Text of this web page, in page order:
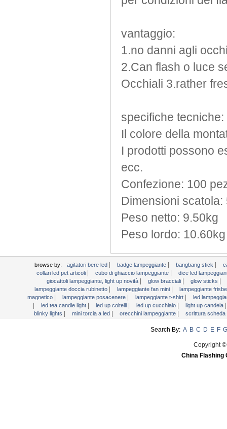
vantaggio:
1.no danni agli
2.Can flash o luce
Occhiali 3.rather
specifiche tecniche:
Il colore della
I prodotti possono
ecc.
Confezione: 100
Dimensioni scatola:
Peso netto: 9.50kg
Peso lordo: 10.60kg
browse by: agitatori bere led badge lampeggiante bangbang stick
collari led pet articoli
cubo di ghiaccio lampeggiante
dice led
giocattoli lampeggiante, light up novità
glow bracciali glow sticks
lampeggiante doccia rubinetto lampeggiante fan mini
lampeggiante
magnetico
lampeggiante posacenere lampeggiante t-shirt led
led tea candle light led up coltelli led up cucchiaio light up candela
blinky lights mini torcia a led orecchini lampeggiante scrittura
Search By: A B C D E F G
Copyright
China Flashing